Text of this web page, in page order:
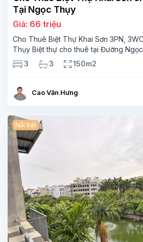
Tại Ngọc Thụy
Giá: 66 triệu
Cho Thuê Biệt Thự Khai Sơn 3PN,
Thụy Biệt thự cho thuê tại Đường
Hà Nội, trước đây Quận Long Biên, Hà
150m², 3PN, 3WC, 3 tầng,đường vào
3 3 150m2
Cao Văn Hưng
Nổi bật